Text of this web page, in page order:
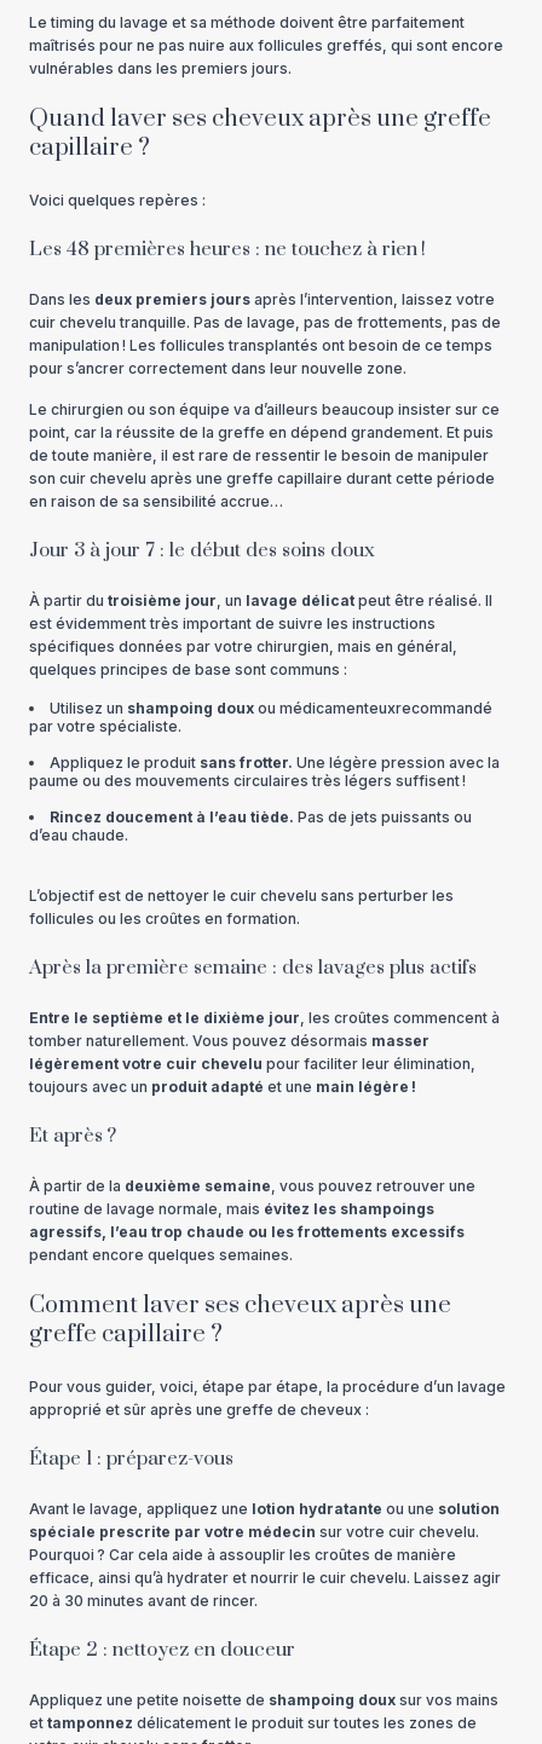
Le timing du lavage et sa méthode doivent être parfaitement
maîtrisés pour ne pas nuire aux follicules greffés, qui sont encore
vulnérables dans les premiers jours.
Quand laver ses cheveux après une greffe
capillaire ?
Voici quelques repères :
Les 48 premières heures : ne touchez à rien !
Dans les deux premiers jours après l’intervention, laissez votre
cuir chevelu tranquille. Pas de lavage, pas de frottements, pas de
manipulation ! Les follicules transplantés ont besoin de ce temps
pour s’ancrer correctement dans leur nouvelle zone.
Le chirurgien ou son équipe va d’ailleurs beaucoup insister sur ce
point, car la réussite de la greffe en dépend grandement. Et puis
de toute manière, il est rare de ressentir le besoin de manipuler
son cuir chevelu après une greffe capillaire durant cette période
en raison de sa sensibilité accrue…
Jour 3 à jour 7 : le début des soins doux
À partir du troisième jour, un lavage délicat peut être réalisé. Il
est évidemment très important de suivre les instructions
spécifiques données par votre chirurgien, mais en général,
quelques principes de base sont communs :
Utilisez un shampoing doux ou médicamenteuxrecommandé
par votre spécialiste.
Appliquez le produit sans frotter. Une légère pression avec la
paume ou des mouvements circulaires très légers suffisent !
Rincez doucement à l’eau tiède. Pas de jets puissants ou
d’eau chaude.
L’objectif est de nettoyer le cuir chevelu sans perturber les
follicules ou les croûtes en formation.
Après la première semaine : des lavages plus actifs
Entre le septième et le dixième jour, les croûtes commencent à
tomber naturellement. Vous pouvez désormais masser
légèrement votre cuir chevelu pour faciliter leur élimination,
toujours avec un produit adapté et une main légère !
Et après ?
À partir de la deuxième semaine, vous pouvez retrouver une
routine de lavage normale, mais évitez les shampoings
agressifs, l’eau trop chaude ou les frottements excessifs
pendant encore quelques semaines.
Comment laver ses cheveux après une
greffe capillaire ?
Pour vous guider, voici, étape par étape, la procédure d’un lavage
approprié et sûr après une greffe de cheveux :
Étape 1 : préparez-vous
Avant le lavage, appliquez une lotion hydratante ou une solution
spéciale prescrite par votre médecin sur votre cuir chevelu.
Pourquoi ? Car cela aide à assouplir les croûtes de manière
efficace, ainsi qu’à hydrater et nourrir le cuir chevelu. Laissez agir
20 à 30 minutes avant de rincer.
Étape 2 : nettoyez en douceur
Appliquez une petite noisette de shampoing doux sur vos mains
et tamponnez délicatement le produit sur toutes les zones de